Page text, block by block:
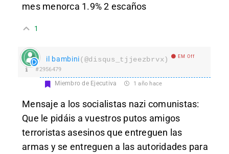
mes menorca 1.9% 2 escaños
1
il bambini(@disqus_tjjeezbrvx) EM Off
#2956479
Miembro de Ejecutiva 1 año hace
Mensaje a los socialistas nazi comunistas:
Que le pidáis a vuestros putos amigos
terroristas asesinos que entreguen las
armas y se entreguen a las autoridades para